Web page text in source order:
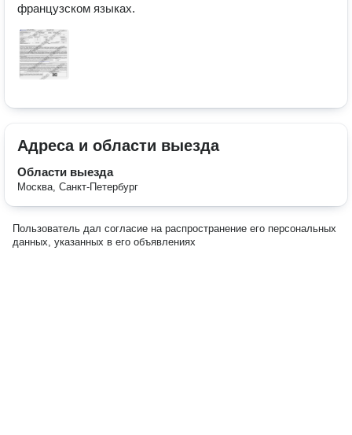
Адреса и области выезда
Области выезда
Москва, Санкт-Петербург
Пользователь дал согласие на распространение его персональных
данных, указанных в его объявлениях